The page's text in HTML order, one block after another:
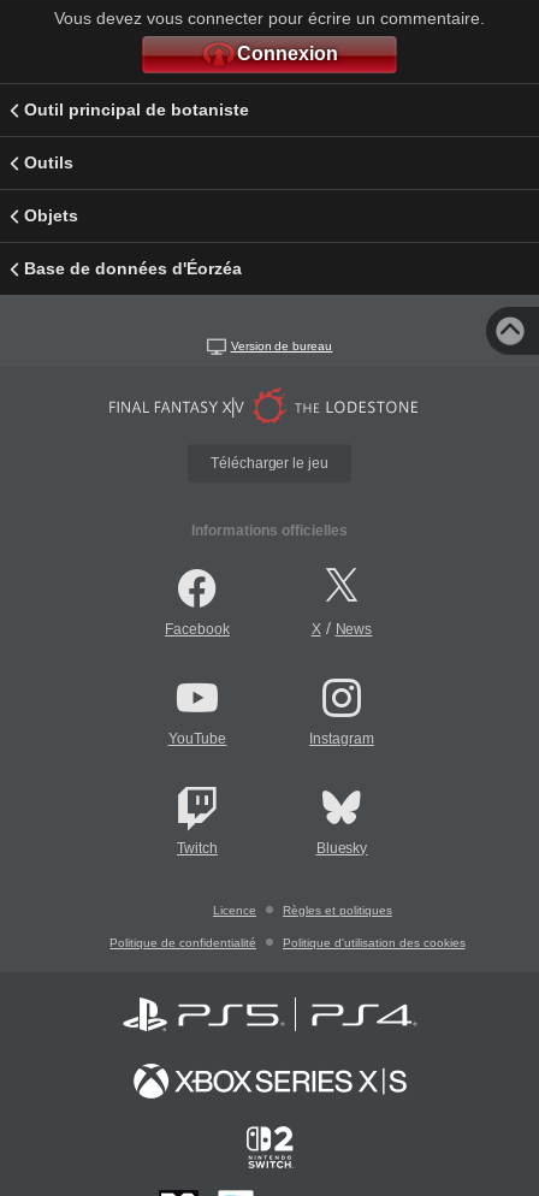
Vous devez vous connecter pour écrire un commentaire.
Connexion
Outil principal de botaniste
Outils
Objets
Base de données d'Éorzéa
Version de bureau
Télécharger le jeu
Informations officielles
Facebook X/ News
YouTube Instagram
Twitch Bluesky
Licence Règles et politiques
Politique de confidentialité Politique d'utilisation des cookies